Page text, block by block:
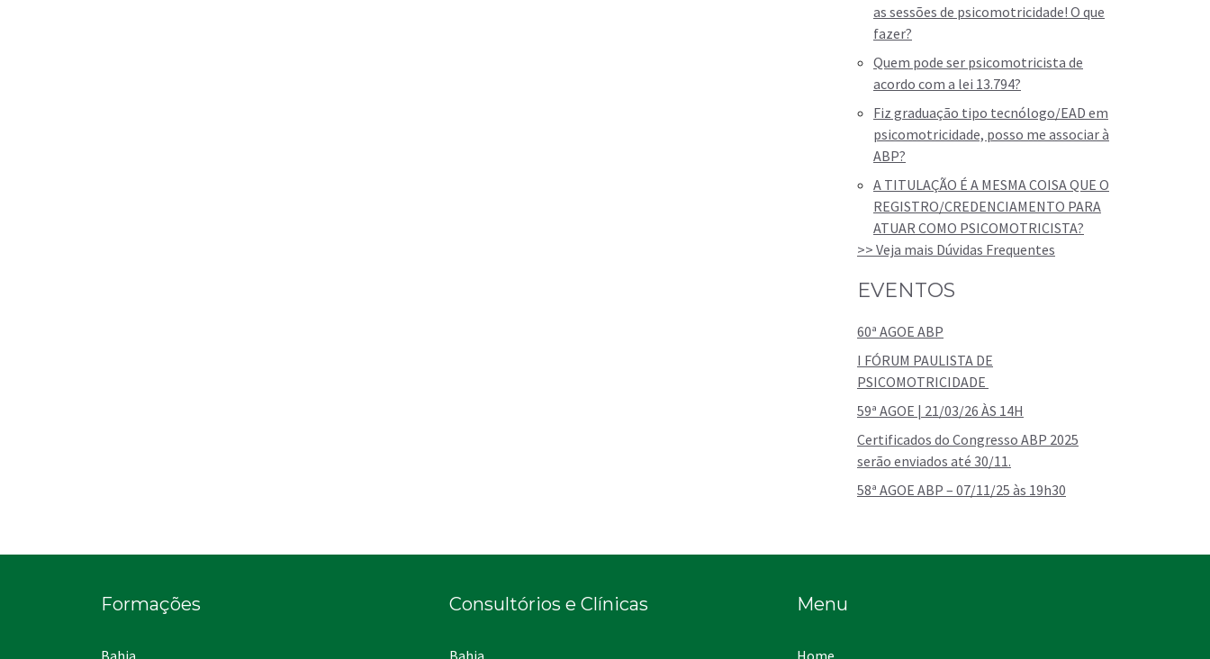
as sessões de psicomotricidade! O que
fazer?
Quem pode ser psicomotricista de
acordo com a lei 13.794?
Fiz graduação tipo tecnólogo/EAD em
psicomotricidade, posso me associar à
ABP?
A TITULAÇÃO É A MESMA COISA QUE O
REGISTRO/CREDENCIAMENTO PARA
ATUAR COMO PSICOMOTRICISTA?
>> Veja mais Dúvidas Frequentes
EVENTOS
60ª AGOE ABP
I FÓRUM PAULISTA DE
PSICOMOTRICIDADE
59ª AGOE | 21/03/26 ÀS 14H
Certificados do Congresso ABP 2025
serão enviados até 30/11.
58ª AGOE ABP – 07/11/25 às 19h30
Formações
Bahia
Consultórios e Clínicas
Bahia
Menu
Home